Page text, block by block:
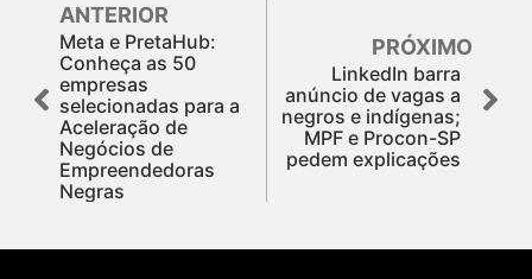
ANTERIOR
Meta e PretaHub:
Conheça as 50
empresas
selecionadas para a
Aceleração de
Negócios de
Empreendedoras
Negras
PRÓXIMO
LinkedIn barra
anúncio de vagas a
negros e indígenas;
MPF e Procon-SP
pedem explicações